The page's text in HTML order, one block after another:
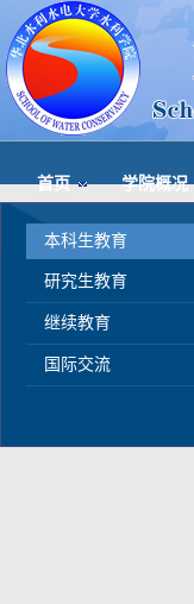
首页 学院概况
本科生教育
研究生教育
继续教育
国际交流